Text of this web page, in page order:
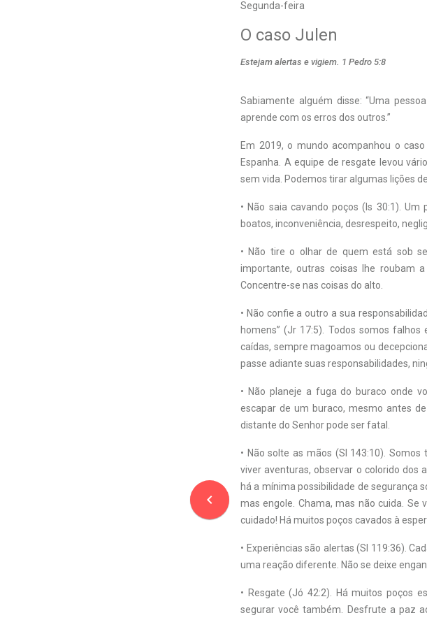
Segunda-feira
navigate_before
O caso Julen
Estejam alertas e vigiem. 1 Pedro 5:8
Sabiamente alguém disse: “Uma
aprende com os erros dos outros.”
Em 2019, o mundo acompanhou o
Espanha. A equipe de resgate levou
sem vida. Podemos tirar algumas lições
• Não saia cavando poços (Is 30:1).
boatos, inconveniência, desrespeito,
• Não tire o olhar de quem está sob
importante, outras coisas lhe roubam
Concentre-se nas coisas do alto.
• Não confie a outro a sua
homens” (Jr 17:5). Todos somos
caídas, sempre magoamos ou
passe adiante suas responsabilidades,
• Não planeje a fuga do buraco onde
escapar de um buraco, mesmo antes
distante do Senhor pode ser fatal.
• Não solte as mãos (Sl 143:10).
viver aventuras, observar o colorido dos
há a mínima possibilidade de segurança
mas engole. Chama, mas não cuida.
cuidado! Há muitos poços cavados à
• Experiências são alertas (Sl 119:36).
uma reação diferente. Não se deixe
• Resgate (Jó 42:2). Há muitos poços
segurar você também. Desfrute a paz